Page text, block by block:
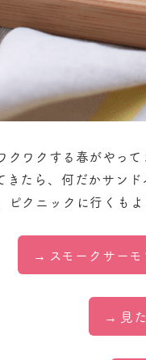
ワクする春がやって
きたら、何だかサン
ピクニックに行くも
スモークサーモ
見